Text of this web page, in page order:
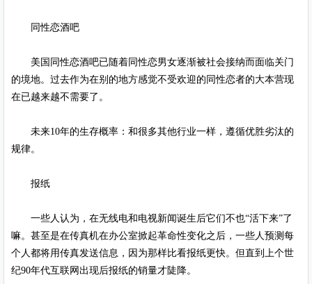
同性恋酒吧
美国同性恋酒吧已随着同性恋男女逐渐被社会接纳而面临关门
的境地。过去作为在别的地方感觉不受欢迎的同性恋者的大本营现
在已越来越不需要了。
未来10年的生存概率：和很多其他行业一样，遵循优胜劣汰的
规律。
报纸
一些人认为，在无线电和电视新闻诞生后它们不也“活下来”了
嘛。甚至是在传真机在办公室掀起革命性变化之后，一些人预测每
个人都将用传真发送信息，因为那样比看报纸更快。但直到上个世
纪90年代互联网出现后报纸的销量才陡降。